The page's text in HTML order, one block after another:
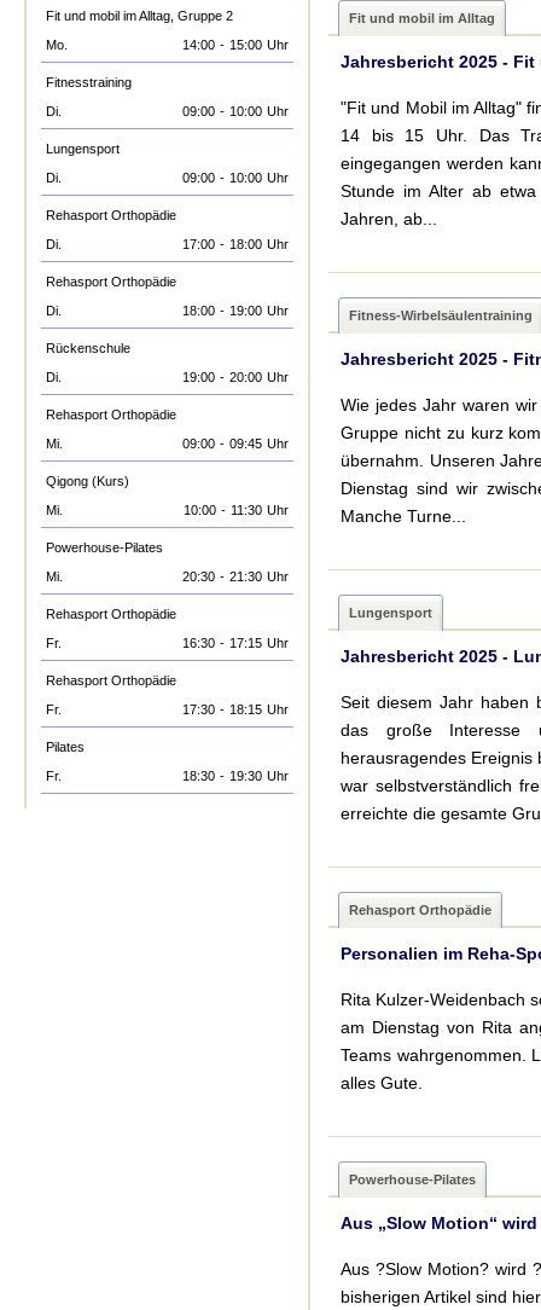
Fit und mobil im Alltag, Gruppe 2
Mo.
14:00 - 15:00 Uhr
Fitnesstraining
Di.
09:00 - 10:00 Uhr
Lungensport
Di.
09:00 - 10:00 Uhr
Rehasport Orthopädie
Di.
17:00 - 18:00 Uhr
Rehasport Orthopädie
Di.
18:00 - 19:00 Uhr
Rückenschule
Di.
19:00 - 20:00 Uhr
Rehasport Orthopädie
Mi.
09:00 - 09:45 Uhr
Qigong (Kurs)
Mi.
10:00 - 11:30 Uhr
Powerhouse-Pilates
Mi.
20:30 - 21:30 Uhr
Rehasport Orthopädie
Fr.
16:30 - 17:15 Uhr
Rehasport Orthopädie
Fr.
17:30 - 18:15 Uhr
Pilates
Fr.
18:30 - 19:30 Uhr
Fit und mobil im Alltag
Jahresbericht 2025 -
"Fit und Mobil im Alltag"
14 bis 15 Uhr. Das
eingegangen werden
Stunde im Alter ab
Jahren, ab...
Fitness-Wirbelsäulentraining
Jahresbericht 2025 -
Wie jedes Jahr waren
Gruppe nicht zu kurz
übernahm. Unseren
Dienstag sind wir
Manche Turne...
Lungensport
Jahresbericht 2025 -
Seit diesem Jahr haben
das große Interesse
herausragendes Ereignis
war selbstverständlich
erreichte die gesamte
Rehasport Orthopädie
Personalien im Reha-
Rita Kulzer-Weidenbach
am Dienstag von Rita
Teams wahrgenommen.
alles Gute.
Powerhouse-Pilates
Aus „Slow Motion“
Aus ?Slow Motion? wird
bisherigen Artikel sind